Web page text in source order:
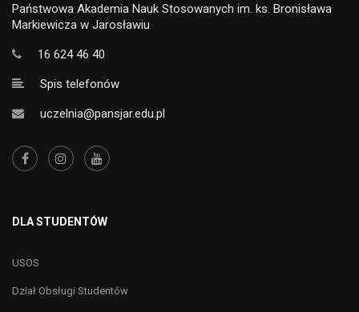
Państwowa Akademia Nauk Stosowanych im. ks. Bronisława
Markiewicza w Jarosławiu
16 624 46 40
Spis telefonów
uczelnia@pansjar.edu.pl
DLA STUDENTÓW
USOS
Dział Obsługi Studentów